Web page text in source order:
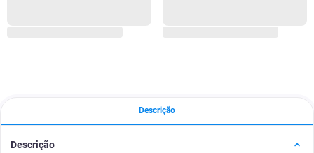
Descrição
Descrição